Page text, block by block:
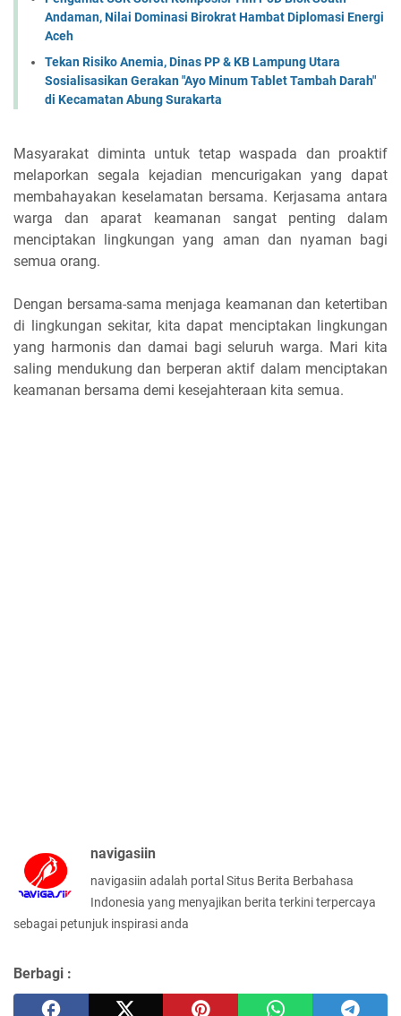
Andaman, Nilai Dominasi Birokrat Hambat Diplomasi Energi
Aceh
Tekan Risiko Anemia, Dinas PP & KB Lampung Utara
Sosialisasikan Gerakan "Ayo Minum Tablet Tambah Darah"
di Kecamatan Abung Surakarta
Masyarakat diminta untuk tetap waspada dan proaktif
melaporkan segala kejadian mencurigakan yang dapat
membahayakan keselamatan bersama. Kerjasama antara
warga dan aparat keamanan sangat penting dalam
menciptakan lingkungan yang aman dan nyaman bagi
semua orang.
Dengan bersama-sama menjaga keamanan dan ketertiban
di lingkungan sekitar, kita dapat menciptakan lingkungan
yang harmonis dan damai bagi seluruh warga. Mari kita
saling mendukung dan berperan aktif dalam menciptakan
keamanan bersama demi kesejahteraan kita semua.
navigasiin
navigasiin adalah portal Situs Berita Berbahasa
Indonesia yang menyajikan berita terkini terpercaya
sebagai petunjuk inspirasi anda
Berbagi :